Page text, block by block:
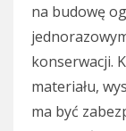
na budowę
konserwacji.
materiału,
ma być